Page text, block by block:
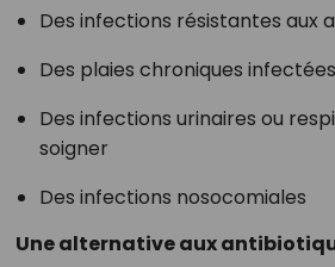
Des infections résistantes aux
Des plaies chroniques infectées
Des infections urinaires ou
soigner
Des infections nosocomiales
Une alternative aux